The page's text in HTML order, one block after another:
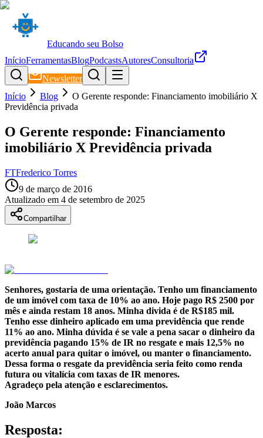
Educando seu Bolso
InícioFerramentasBlogPodcastsAutoresConsultoria
Newsletter
Início
Blog
O Gerente responde: Financiamento imobiliário X
Previdência privada
O Gerente responde: Financiamento
imobiliário X Previdência privada
FTFrederico Torres
9 de março de 2016
Atualizado em 4 de setembro de 2025
Compartilhar
Senhores, gostaria de uma orientação. Tenho um financiamento
de um imóvel com taxa de 10% ao ano. Hoje pago R$ 2500 por
mês e ainda restam 18 anos. Minha divida é de R$185 mil.
Tenho esse dinheiro aplicado em uma previdência que rende
11% ao ano. Minha dúvida é se vale a pena sacar o dinheiro da
previdência pagando 15% de IR no resgate e mais 12,5% no
acerto anual para quitar o imóvel, ou manter o financiamento.
Dessa forma o resgate da previdência seria feito como renda
futura ou vitalícia com taxas de IR menores.
Agradeço pela atenção e esclarecimentos.
João Marcos
Resposta: